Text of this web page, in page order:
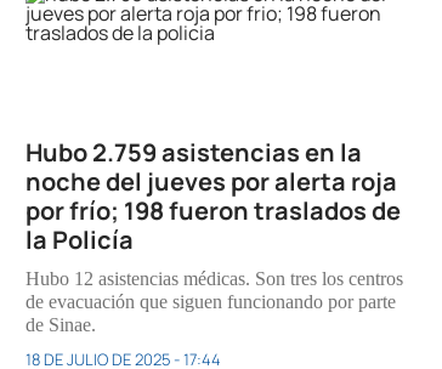
Hubo 2.759 asistencias en la
noche del jueves por alerta roja
por frío; 198 fueron traslados de
la Policía
Hubo 12 asistencias médicas. Son tres los centros
de evacuación que siguen funcionando por parte
de Sinae.
18 DE JULIO DE 2025 - 17:44